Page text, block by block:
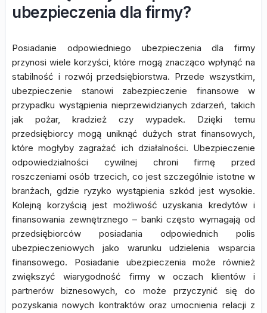
ubezpieczenia dla firmy?
Posiadanie odpowiedniego ubezpieczenia dla firmy
przynosi wiele korzyści, które mogą znacząco wpłynąć na
stabilność i rozwój przedsiębiorstwa. Przede wszystkim,
ubezpieczenie stanowi zabezpieczenie finansowe w
przypadku wystąpienia nieprzewidzianych zdarzeń, takich
jak pożar, kradzież czy wypadek. Dzięki temu
przedsiębiorcy mogą uniknąć dużych strat finansowych,
które mogłyby zagrażać ich działalności. Ubezpieczenie
odpowiedzialności cywilnej chroni firmę przed
roszczeniami osób trzecich, co jest szczególnie istotne w
branżach, gdzie ryzyko wystąpienia szkód jest wysokie.
Kolejną korzyścią jest możliwość uzyskania kredytów i
finansowania zewnętrznego – banki często wymagają od
przedsiębiorców posiadania odpowiednich polis
ubezpieczeniowych jako warunku udzielenia wsparcia
finansowego. Posiadanie ubezpieczenia może również
zwiększyć wiarygodność firmy w oczach klientów i
partnerów biznesowych, co może przyczynić się do
pozyskania nowych kontraktów oraz umocnienia relacji z